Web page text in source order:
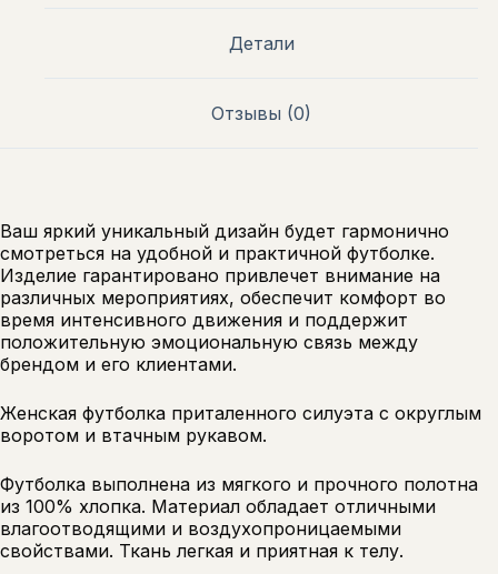
Детали
Отзывы (0)
Ваш яркий уникальный дизайн будет гармонично
смотреться на удобной и практичной футболке.
Изделие гарантировано привлечет внимание на
различных мероприятиях, обеспечит комфорт во
время интенсивного движения и поддержит
положительную эмоциональную связь между
брендом и его клиентами.
Женская футболка приталенного силуэта с округлым
воротом и втачным рукавом.
Футболка выполнена из мягкого и прочного полотна
из 100% хлопка. Материал обладает отличными
влагоотводящими и воздухопроницаемыми
свойствами. Ткань легкая и приятная к телу.